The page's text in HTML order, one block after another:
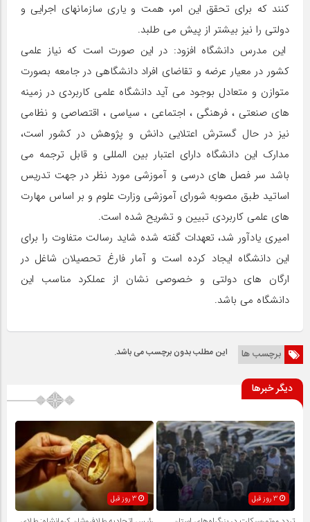
کنند که برای تحقق این امر، همت و یاری سازمانهای اجرایی و
دولتی را نیز بیشتر از پیش می طلبد.
این مدرس دانشگاه افزود: در این صورت است که نیاز علمی
کشور در معیار عرضه و تقاضای افراد دانشگاهی در جامعه بصورت
متوازن و متعادل بوجود می آید دانشگاه علمی کاربردی در زمینه
های صنعتی ، فرهنگی ، اجتماعی ، سیاسی ، اقتصاصی و نظامی
نیز در حال گسترش اعتلایی دانش و پژوهش در کشور است،
مدارک این دانشگاه دارای اعتبار بین المللی و قابل ترجمه می
باشد سر فصل های درسی و آموزشی مورد نظر در جهت تدریس
اساتید طبق مصوبه شورای آموزشی وزارت علوم و بر اساس مهارت
های علمی کاربردی تبیین و تشریح شده است.
امیری یادآور شد، تعهدات گفته شده شاید رسالت متفاوت را برای
این دانشگاه ایجاد کرده است و آمار فارغ تحصیلان شاغل در
ارگان های دولتی و خصوصی نشان از عملکرد مناسب این
دانشگاه می باشد.
برچسب ها این مطلب بدون برچسب می باشد.
دیگر خبرها
3 روز قبل